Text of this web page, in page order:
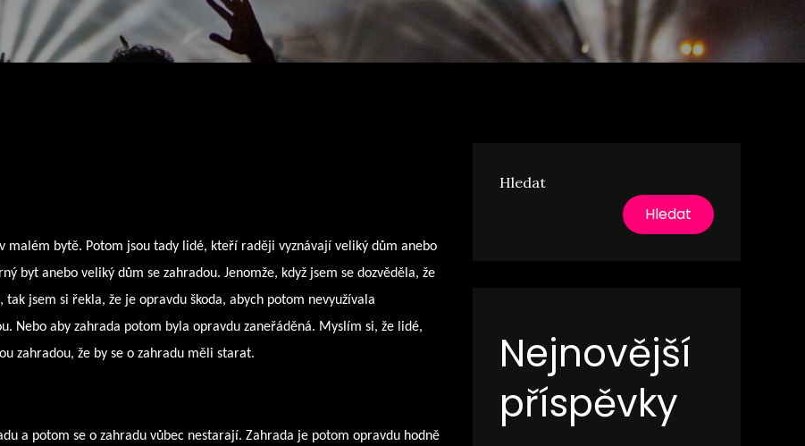
malém bytě. Potom jsou tady lidé, kteří raději vyznávají veliký dům anebo
byt anebo veliký dům se zahradou. Jenomže, když jsem se dozvěděla, že
jsem si řekla, že je opravdu škoda, abych potom nevyužívala
Nebo aby zahrada potom byla opravdu zaneřáděná. Myslím si, že lidé,
zahradou, že by se o zahradu měli starat.
a potom se o zahradu vůbec nestarají. Zahrada je potom opravdu hodně
Hledat
Hledat
Nejnovější
příspěvky